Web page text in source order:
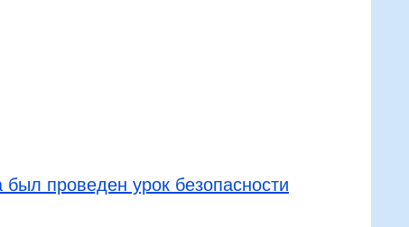
проведен урок безопасности